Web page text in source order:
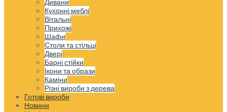
Дивани
Кухонні меблі
Вітальні
Прихожі
Шафи
Столи та стільці
Двері
Барні стійки
Ікони та образи
Каміни
Різні вироби з дерева
Готові вироби
Новини